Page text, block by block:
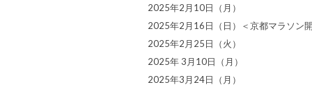
2025年2月10日（月）
2025年2月16日（日）＜京都マラソン
2025年2月25日（火）
2025年 3月10日（月）
2025年3月24日（月）